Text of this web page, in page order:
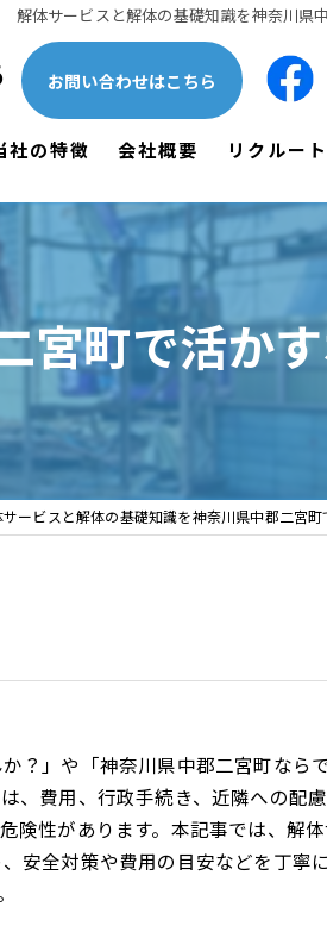
解体サービスと解体の基礎知識を神奈川県
お問い合わせはこちら
社の特徴
鉄骨
土木
会社概要
漫画特集
リクルート
宮町で活か
ービスと解体の基礎知識を神奈川県中郡二宮
？」や「神奈川県中郡二宮町なら
、費用、行政手続き、近隣への配
険性があります。本記事では、解
安全対策や費用の目安などを丁寧